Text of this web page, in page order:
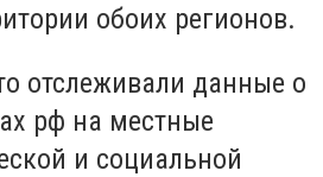
обоих регионов.
отслеживали данные о
рф на местные
и социальной